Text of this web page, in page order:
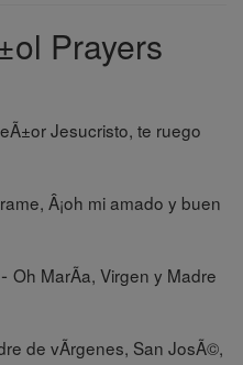
Prayers
Jesucristo, te ruego
Â¡oh mi amado y buen
- Oh MarÃ­a, Virgen y Madre
de vÃ­rgenes, San JosÃ©,